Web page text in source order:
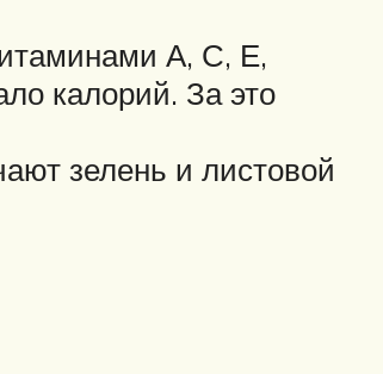
А, С, Е,
калорий. За это
зелень и листовой